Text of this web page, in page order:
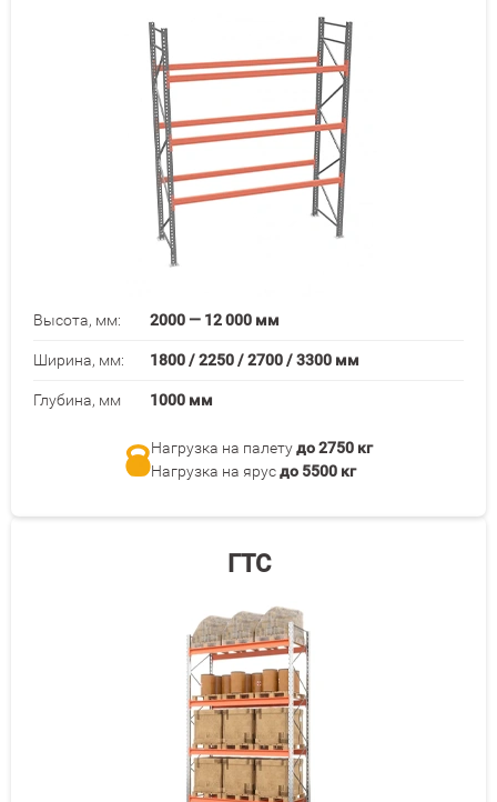
Высота, мм: 2000 — 12 000 мм
Ширина, мм: 1800 / 2250 / 2700 / 3300 мм
Глубина, мм 1000 мм
Нагрузка на палетудо 2750 кг
Нагрузка на ярусдо 5500 кг
ГТС